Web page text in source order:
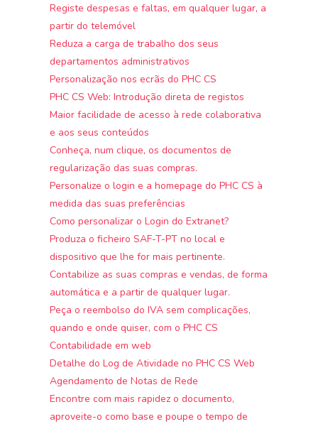
Registe despesas e faltas, em qualquer lugar, a
partir do telemóvel
Reduza a carga de trabalho dos seus
departamentos administrativos
Personalização nos ecrãs do PHC CS
PHC CS Web: Introdução direta de registos
Maior facilidade de acesso à rede colaborativa
e aos seus conteúdos
Conheça, num clique, os documentos de
regularização das suas compras.
Personalize o login e a homepage do PHC CS à
medida das suas preferências
Como personalizar o Login do Extranet?
Produza o ficheiro SAF-T-PT no local e
dispositivo que lhe for mais pertinente.
Contabilize as suas compras e vendas, de forma
automática e a partir de qualquer lugar.
Peça o reembolso do IVA sem complicações,
quando e onde quiser, com o PHC CS
Contabilidade em web
Detalhe do Log de Atividade no PHC CS Web
Agendamento de Notas de Rede
Encontre com mais rapidez o documento,
aproveite-o como base e poupe o tempo de